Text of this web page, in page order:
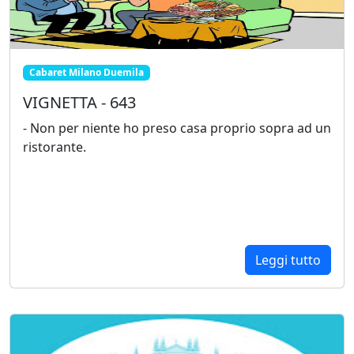
Cabaret Milano Duemila
VIGNETTA - 643
- Non per niente ho preso casa proprio sopra ad un
ristorante.
Leggi tutto